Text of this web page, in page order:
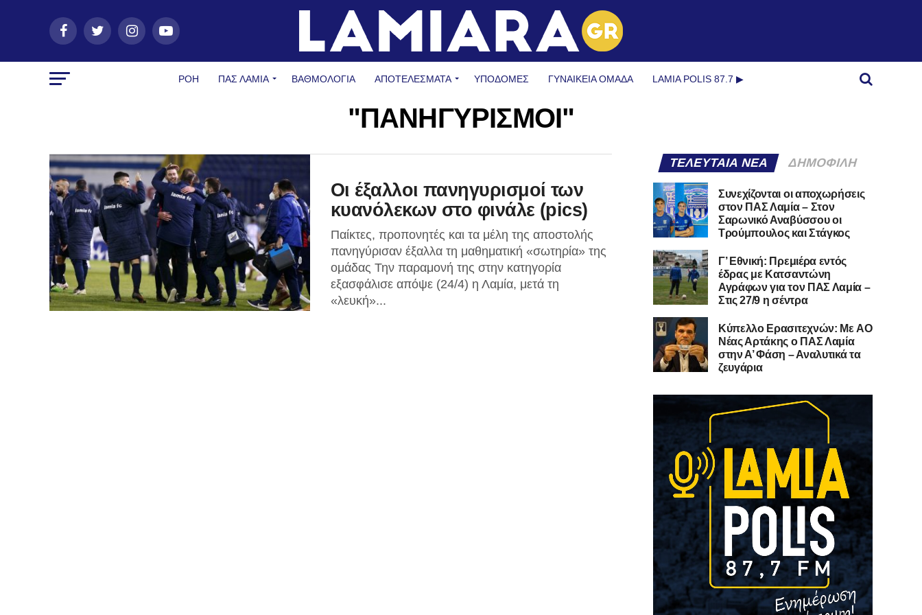
ΡΟΗ ΠΑΣ ΛΑΜΊΑ ΒΑΘΜΟΛΟΓΙΑ ΑΠΟΤΕΛΕΣΜΑΤΑ ΥΠΟΔΟΜΈΣ ΓΥΝΑΙΚΕΊΑ ΟΜΆΔΑ LAMIA POLIS 87.7 ▶︎
"ΠΑΝΗΓΥΡΙΣΜΟΙ"
Οι έξαλλοι πανηγυρισμοί των
κυανόλεκων στο φινάλε (pics)
Παίκτες, προπονητές και τα μέλη της αποστολής
πανηγύρισαν έξαλλα τη μαθηματική «σωτηρία» της
ομάδας Την παραμονή της στην κατηγορία
εξασφάλισε απόψε (24/4) η Λαμία, μετά τη
«λευκή»...
ΤΕΛΕΥΤΑΊΑ ΝΈΑ ΔΗΜΟΦΙΛΉ
Συνεχίζονται οι αποχωρήσεις
στον ΠΑΣ Λαμία – Στον
Σαρωνικό Αναβύσσου οι
Τρούμπουλος και Στάγκος
Γ’ Εθνική: Πρεμιέρα εντός
έδρας με Κατσαντώνη
Αγράφων για τον ΠΑΣ Λαμία –
Στις 27/9 η σέντρα
Kύπελλο Ερασιτεχνών: Με AO
Nέας Αρτάκης ο ΠΑΣ Λαμία
στην Α’ Φάση – Αναλυτικά τα
ζευγάρια